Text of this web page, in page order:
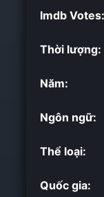
Imdb Votes:
Thời lượng:
Năm:
Ngôn ngữ:
Thể loại:
Quốc gia: